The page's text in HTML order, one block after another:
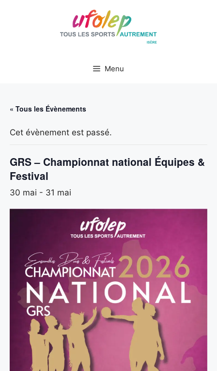
Menu
« Tous les Évènements
Cet évènement est passé.
GRS – Championnat national Équipes &
Festival
30 mai - 31 mai